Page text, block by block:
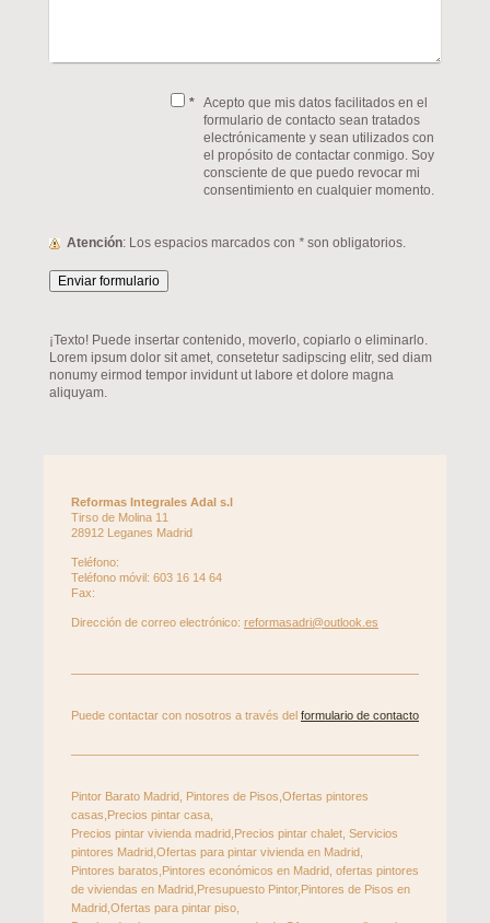
* Acepto que mis datos facilitados en el
formulario de contacto sean tratados
electrónicamente y sean utilizados con
el propósito de contactar conmigo. Soy
consciente de que puedo revocar mi
consentimiento en cualquier momento.
Atención : Los espacios marcados con * son obligatorios.
¡Texto! Puede insertar contenido, moverlo, copiarlo o eliminarlo.
Lorem ipsum dolor sit amet, consetetur sadipscing elitr, sed diam
nonumy eirmod tempor invidunt ut labore et dolore magna
aliquyam.
Reformas Integrales Adal s.l
Tirso de Molina 11
28912 Leganes Madrid
Teléfono:
Teléfono móvil: 603 16 14 64
Fax:
Dirección de correo electrónico: reformasadri@outlook.es
Puede contactar con nosotros a través del formulario de contacto
Pintor Barato Madrid, Pintores de Pisos,Ofertas pintores
casas,Precios pintar casa,
Precios pintar vivienda madrid,Precios pintar chalet, Servicios
pintores Madrid,Ofertas para pintar vivienda en Madrid,
Pintores baratos,Pintores económicos en Madrid, ofertas pintores
de viviendas en Madrid,Presupuesto Pintor,Pintores de Pisos en
Madrid,Ofertas para pintar piso,